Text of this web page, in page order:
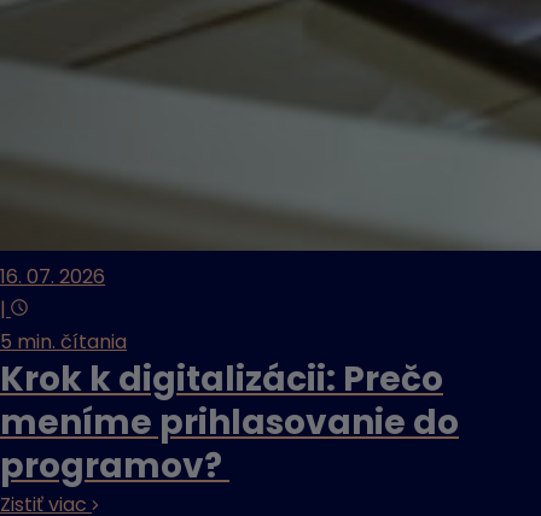
16. 07. 2026
|
5 min. čítania
Krok k digitalizácii: Prečo
meníme prihlasovanie do
programov?
Zistiť viac